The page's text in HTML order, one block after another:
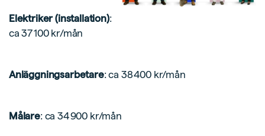
Elektriker (installation):
ca 37 100 kr/mån
Anläggningsarbetare: ca 38 400 kr/mån
Målare: ca 34 900 kr/mån